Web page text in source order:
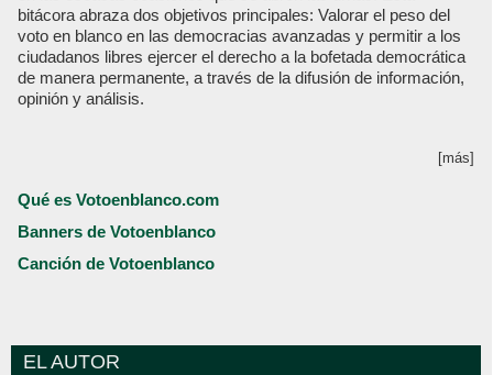
bitácora abraza dos objetivos principales: Valorar el peso del
voto en blanco en las democracias avanzadas y permitir a los
ciudadanos libres ejercer el derecho a la bofetada democrática
de manera permanente, a través de la difusión de información,
opinión y análisis.
[más]
Qué es Votoenblanco.com
Banners de Votoenblanco
Canción de Votoenblanco
EL AUTOR